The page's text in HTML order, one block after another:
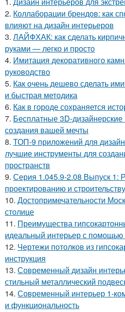
2. Коллаборации брендов: как
влияют на дизайн интерьеров
3. ЛАЙФХАК: как сделать
руками — легко и просто
4. Имитация декоративного
руководство
5. Как очень дешево сделать
и быстрая методика
6. Как в городе сохраняется
7. Бесплатные 3D-
создания вашей мечты
8. ТОП-9 приложений для
лучшие инструменты для
пространств
9. Серия 1.045.9-2.08 Выпуск 1:
проектированию и строительству
10. Достопримечательности
столице
11. Преимущества
идеальный интерьер с помощью
12. Чертежи потолков из
инструкция
13. Современный дизайн
стильный металлический
14. Современный интерьер 1-
и функциональность